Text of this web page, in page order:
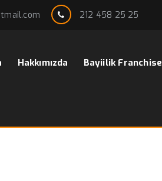
212 458 25 25
Hakkımızda Bayiilik Franchise